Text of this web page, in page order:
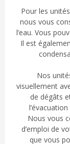
Pour les
nous vous
l’eau. Vous
Il est
Nos
visuellement
de dégâts
Nous vous
d’emploi de
que vous